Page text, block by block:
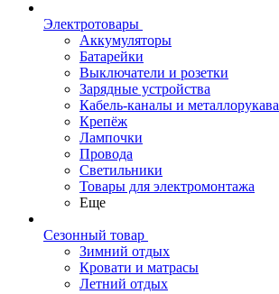
Электротовары
Аккумуляторы
Батарейки
Выключатели и розетки
Зарядные устройства
Кабель-каналы и металлорукава
Крепёж
Лампочки
Провода
Светильники
Товары для электромонтажа
Еще
Сезонный товар
Зимний отдых
Кровати и матрасы
Летний отдых